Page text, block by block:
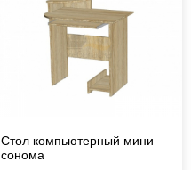
Стол компьютерный мини
сонома